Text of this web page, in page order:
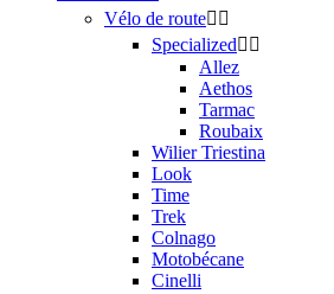
Vélo de route 
Specialized 
Allez
Aethos
Tarmac
Roubaix
Wilier Triestina
Look
Time
Trek
Colnago
Motobécane
Cinelli